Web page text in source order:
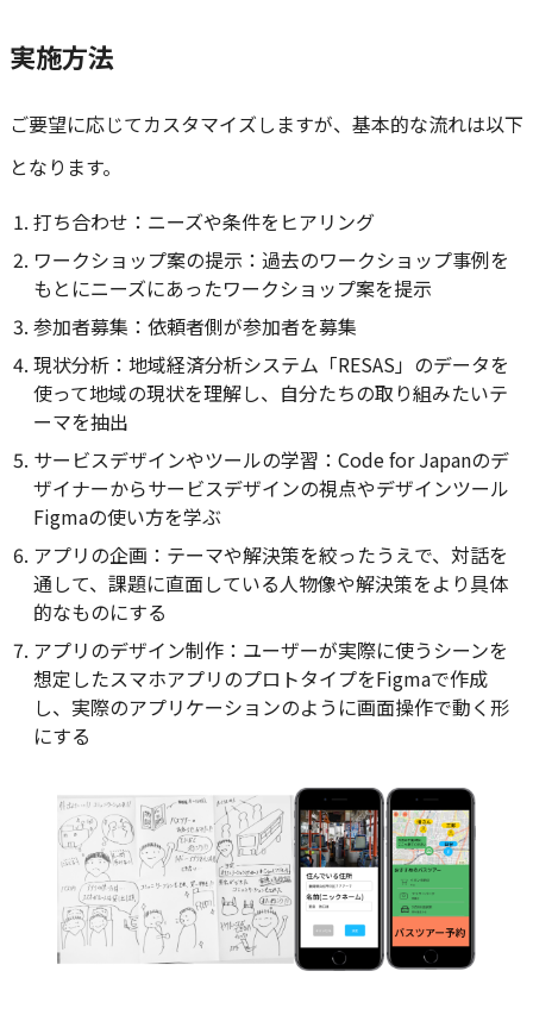
実施方法
ご要望に応じてカスタマイズしますが、基本的な流れは以下
となります。
打ち合わせ：ニーズや条件をヒアリング
ワークショップ案の提示：過去のワークショップ事例を
もとにニーズにあったワークショップ案を提示
参加者募集：依頼者側が参加者を募集
現状分析：地域経済分析システム「RESAS」のデータを
使って地域の現状を理解し、自分たちの取り組みたいテ
ーマを抽出
サービスデザインやツールの学習：Code for Japanのデ
ザイナーからサービスデザインの視点やデザインツール
Figmaの使い方を学ぶ
アプリの企画：テーマや解決策を絞ったうえで、対話を
通して、課題に直面している人物像や解決策をより具体
的なものにする
アプリのデザイン制作：ユーザーが実際に使うシーンを
想定したスマホアプリのプロトタイプをFigmaで作成
し、実際のアプリケーションのように画面操作で動く形
にする